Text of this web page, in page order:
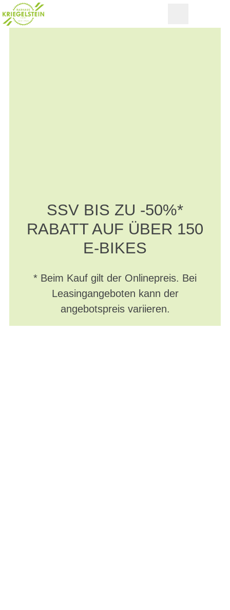
SSV BIS ZU -50%*
RABATT AUF ÜBER 150
E-BIKES
* Beim Kauf gilt der Onlinepreis. Bei
Leasingangeboten kann der
angebotspreis variieren.